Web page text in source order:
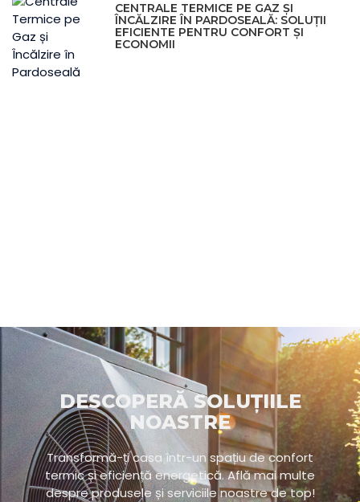
CENTRALE TERMICE PE GAZ ȘI
ÎNCĂLZIRE ÎN PARDOSEALĂ: SOLUȚII
EFICIENTE PENTRU CONFORT ȘI
ECONOMII
DESCOPERĂ SOLUȚIILE
NOASTRE
Transformă-ți casa într-un spațiu de confort
termic și eficiență energetică. Află mai multe
despre produsele și serviciile noastre de top!